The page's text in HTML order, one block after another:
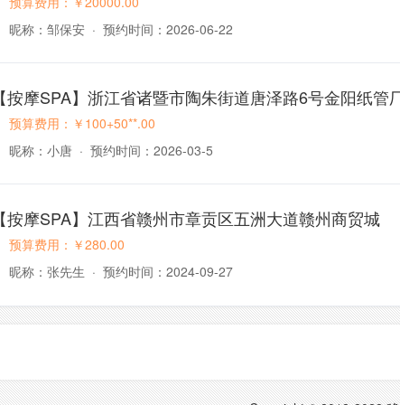
昵称：邹保安 · 预约时间：2026-06-22
【按摩SPA】浙江省诸暨市陶朱街道唐泽路6号金阳纸管
预算费用：￥100+50**.00
昵称：小唐 · 预约时间：2026-03-5
【按摩SPA】江西省赣州市章贡区五洲大道赣州商贸城
预算费用：￥280.00
昵称：张先生 · 预约时间：2024-09-27